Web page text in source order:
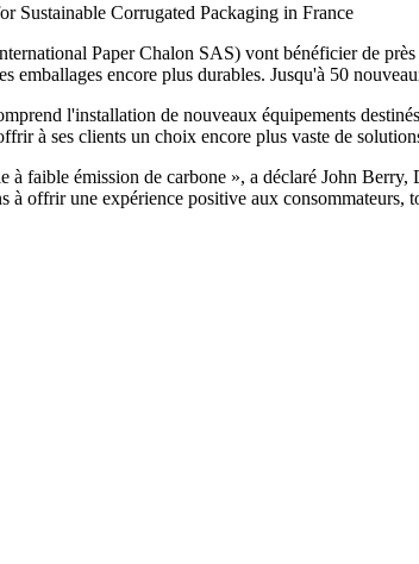
Paper Chalon SAS) vont bénéficier de
encore plus durables. Jusqu'à 50
l'installation de nouveaux équipements
à ses clients un choix encore plus vaste de
faible émission de carbone », a déclaré John
offrir une expérience positive aux consommateurs,